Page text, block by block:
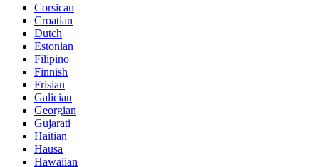
Corsican
Croatian
Dutch
Estonian
Filipino
Finnish
Frisian
Galician
Georgian
Gujarati
Haitian
Hausa
Hawaiian